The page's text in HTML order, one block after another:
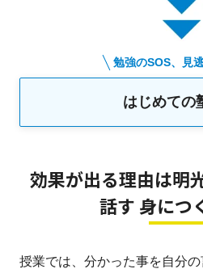
勉強のSOS、見
はじめての
効果が出る理由は明
話す 身につ
授業では、分かった事を自分